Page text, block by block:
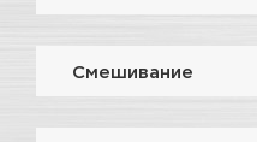
Смешивание